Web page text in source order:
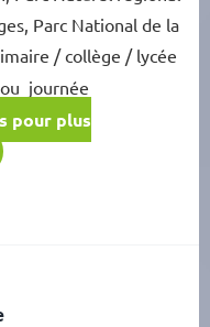
Parc National de la
/ collège / lycée
journée
pour plus